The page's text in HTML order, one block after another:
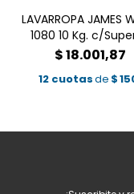
LAVARROPA JAMES
1080 10 Kg. c/
$18.001,87
12 cuotasde $